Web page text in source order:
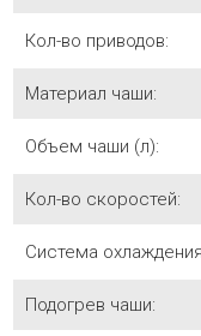
Кол-во приводов:
Материал чаши:
Объем чаши (л):
Кол-во скоростей:
Система
Подогрев чаши: